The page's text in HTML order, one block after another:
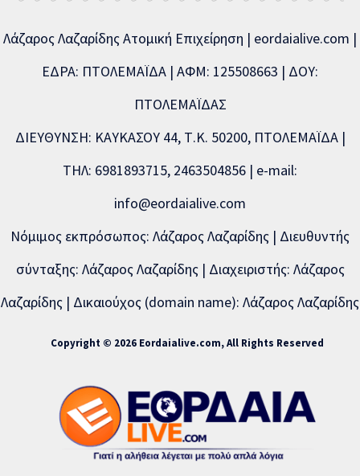
Λάζαρος Λαζαρίδης Ατομική Επιχείρηση | eordaialive.com |
ΕΔΡΑ: ΠΤΟΛΕΜΑΪΔΑ | ΑΦΜ: 125508663 | ΔΟΥ:
ΠΤΟΛΕΜΑΪΔΑΣ
ΔΙΕΥΘΥΝΣΗ: ΚΑΥΚΑΣΟΥ 44, Τ.Κ. 50200, ΠΤΟΛΕΜΑΪΔΑ |
ΤΗΛ: 6981893715, 2463504856 | e-mail:
info@eordaialive.com
Νόμιμος εκπρόσωπος: Λάζαρος Λαζαρίδης | Διευθυντής
σύνταξης: Λάζαρος Λαζαρίδης | Διαχειριστής: Λάζαρος
Λαζαρίδης | Δικαιούχος (domain name): Λάζαρος Λαζαρίδης
Copyright © 2026 Eordaialive.com, All Rights Reserved